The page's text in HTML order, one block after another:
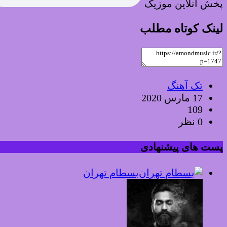
پخش آنلاین موزیک
لینک کوتاه مطلب
تک آهنگ
17 مارس 2020
109
0 نظر
پست های پیشنهادی
بسطام تهران